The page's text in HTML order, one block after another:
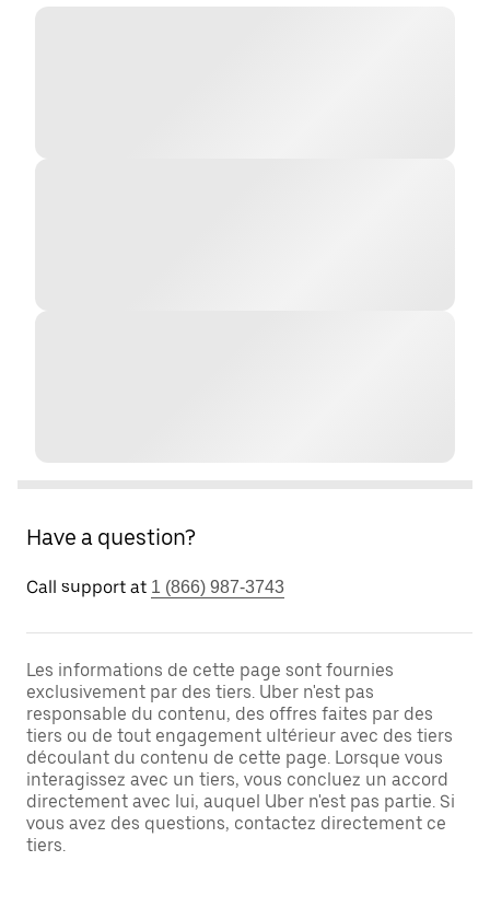
Have a question?
Call support at 1 (866) 987-3743
Les informations de cette page sont fournies
exclusivement par des tiers. Uber n'est pas
responsable du contenu, des offres faites par des
tiers ou de tout engagement ultérieur avec des tiers
découlant du contenu de cette page. Lorsque vous
interagissez avec un tiers, vous concluez un accord
directement avec lui, auquel Uber n'est pas partie. Si
vous avez des questions, contactez directement ce
tiers.